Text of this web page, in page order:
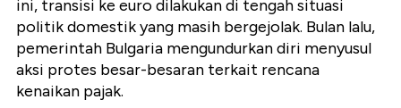
ini, transisi ke euro dilakukan di tengah situasi
politik domestik yang masih bergejolak. Bulan lalu,
pemerintah Bulgaria mengundurkan diri menyusul
aksi protes besar-besaran terkait rencana
kenaikan pajak.